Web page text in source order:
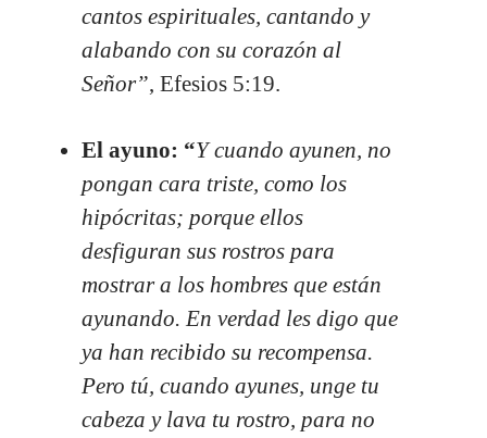
cantos espirituales, cantando y
alabando con su corazón al
Señor”, Efesios 5:19.
El ayuno: “Y cuando ayunen, no
pongan cara triste, como los
hipócritas; porque ellos
desfiguran sus rostros para
mostrar a los hombres que están
ayunando. En verdad les digo que
ya han recibido su recompensa.
Pero tú, cuando ayunes, unge tu
cabeza y lava tu rostro, para no